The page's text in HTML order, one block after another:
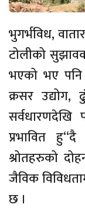
भुगर्भविध,
टोलीको
भएको भए पनि
क्रसर उद्योग,
सर्वधारणदेखि
प्रभावित
श्रोतहरुको
जैविक
छ ।